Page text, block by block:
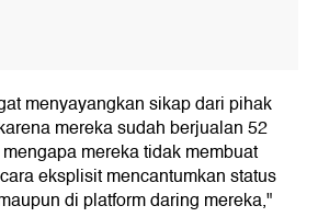
menyayangkan sikap dari pihak
mereka sudah berjualan 52
mereka tidak membuat
eksplisit mencantumkan status
di platform daring mereka,"